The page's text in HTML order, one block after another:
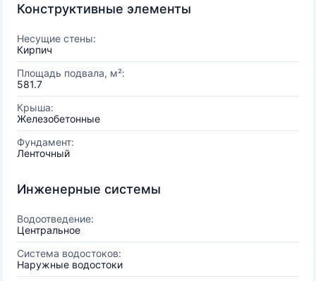
Конструктивные элементы
Несущие стены:
Кирпич
Площадь подвала, м²:
581.7
Крыша:
Железобетонные
Фундамент:
Ленточный
Инженерные системы
Водоотведение:
Центральное
Система водостоков:
Наружные водостоки